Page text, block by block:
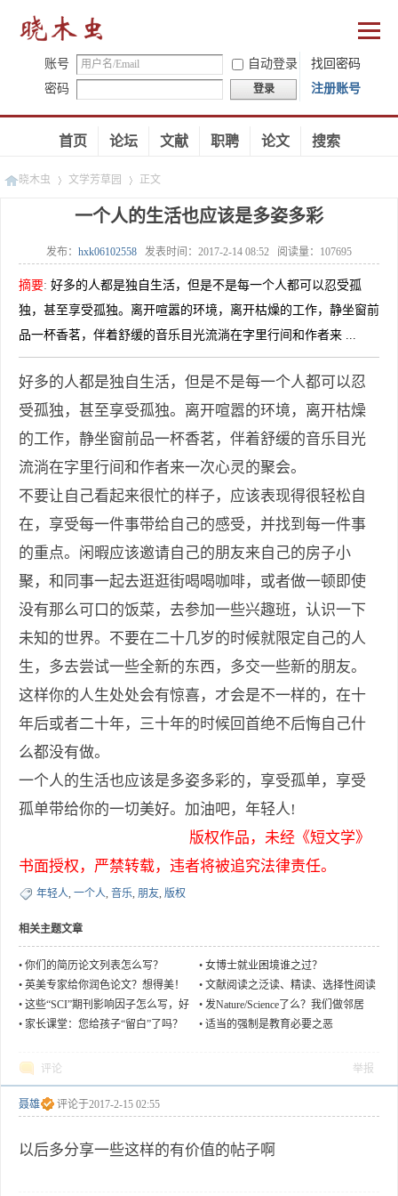
账号 自动登录
找回密码
密码
登录 注册账号
首页 论坛 文献 职聘 论文 搜索
晓木虫
»
文学芳草园
»
正文
一个人的生活也应该是多姿多彩
发布： hxk06102558 发表时间： 2017-2-14 08:52 阅读量： 107695
摘要: 好多的人都是独自生活，但是不是每一个人都可以忍受孤
独，甚至享受孤独。离开喧嚣的环境，离开枯燥的工作，静坐窗前
品一杯香茗，伴着舒缓的音乐目光流淌在字里行间和作者来 ...
好多的人都是独自生活，但是不是每一个人都可以忍
受孤独，甚至享受孤独。离开喧嚣的环境，离开枯燥
的工作，静坐窗前品一杯香茗，伴着舒缓的音乐目光
流淌在字里行间和作者来一次心灵的聚会。
不要让自己看起来很忙的样子，应该表现得很轻松自
在，享受每一件事带给自己的感受，并找到每一件事
的重点。闲暇应该邀请自己的朋友来自己的房子小
聚，和同事一起去逛逛街喝喝咖啡，或者做一顿即使
没有那么可口的饭菜，去参加一些兴趣班，认识一下
未知的世界。不要在二十几岁的时候就限定自己的人
生，多去尝试一些全新的东西，多交一些新的朋友。
这样你的人生处处会有惊喜，才会是不一样的，在十
年后或者二十年，三十年的时候回首绝不后悔自己什
么都没有做。
一个人的生活也应该是多姿多彩的，享受孤单，享受
孤单带给你的一切美好。加油吧，年轻人!
版权作品，未经《短文学》
书面授权，严禁转载，违者将被追究法律责任。
年轻人, 一个人, 音乐, 朋友, 版权
相关主题文章
• 你们的简历论文列表怎么写？ • 女博士就业困境谁之过？
• 英美专家给你润色论文？想得美！ • 文献阅读之泛读、精读、选择性阅读
• 这些“SCI”期刊影响因子怎么写，好
尴尬
• 发Nature/Science了么？我们做邻居
吧！
• 家长课堂：您给孩子“留白”了吗？ • 适当的强制是教育必要之恶
评论 举报
聂雄 评论于2017-2-15 02:55
以后多分享一些这样的有价值的帖子啊